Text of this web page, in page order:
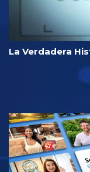
La Verdadera